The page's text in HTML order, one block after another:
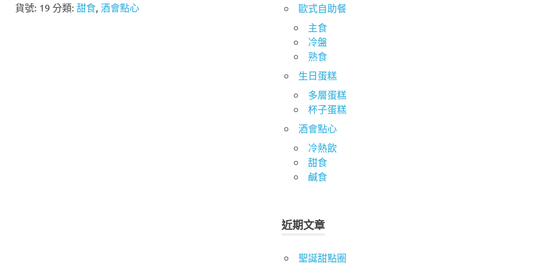
莓
貨號: 19 分類:甜食,酒會點心
歐式自助餐
主食
冷盤
熟食
生日蛋糕
多層蛋糕
杯子蛋糕
酒會點心
冷熱飲
甜食
鹹食
近期文章
聖誕甜點圈